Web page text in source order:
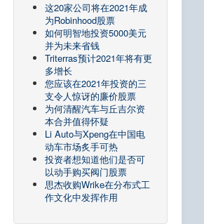
这20家公司将在2021年成
为Robinhood股票
如何明智地投资5000美元
并为未来省钱
Triterras预计2021年将有更
多增长
您应该在2021年投资的三
支令人惊讶的廉价股票
为何清醒汽车与丘吉尔资
本合并值得怀疑
Li Auto与Xpeng在中国电
动车市场炙手可热
投资者想知道他们是否可
以动手购买阀门股票
思杰收购Wrike在分布式工
作文化中发挥作用